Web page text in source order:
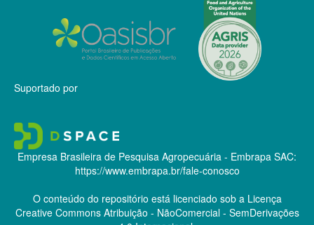
Suportado por
Empresa Brasileira de Pesquisa Agropecuária - Embrapa SAC:
https://www.embrapa.br/fale-conosco
O conteúdo do repositório está licenciado sob a Licença
Creative CommonsAtribuição - NãoComercial - SemDerivações